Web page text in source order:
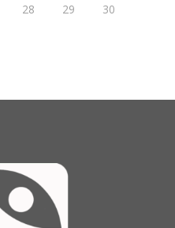
28 29
30